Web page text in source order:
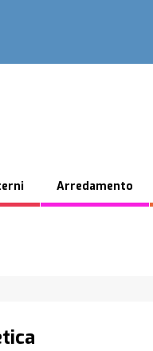
Arredamento